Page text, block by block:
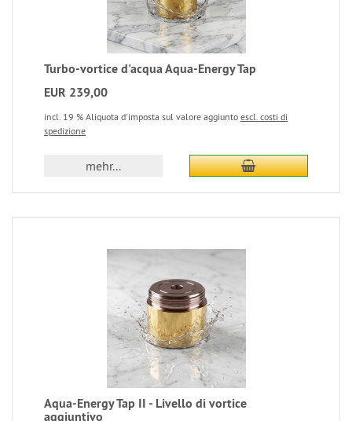
Turbo-vortice d'acqua Aqua-Energy Tap
EUR 239,00
incl. 19 % Aliquota d'imposta sul valore aggiunto escl. costi di
spedizione
mehr...
Aqua-Energy Tap II - Livello di vortice
aggiuntivo